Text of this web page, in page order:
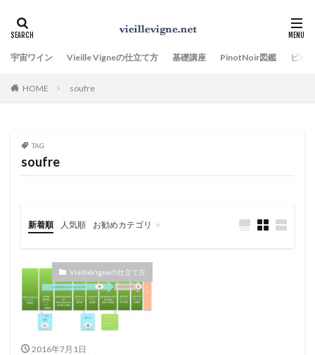
宇宙ワイン Vieille Vigneの仕立て方 基礎講座 PinotNoir図鑑 ビオ
HOME soufre
TAG
soufre
新着順 人気順 お勧めカテゴリ
VieilleVigneの仕立て方
2016年7月1日